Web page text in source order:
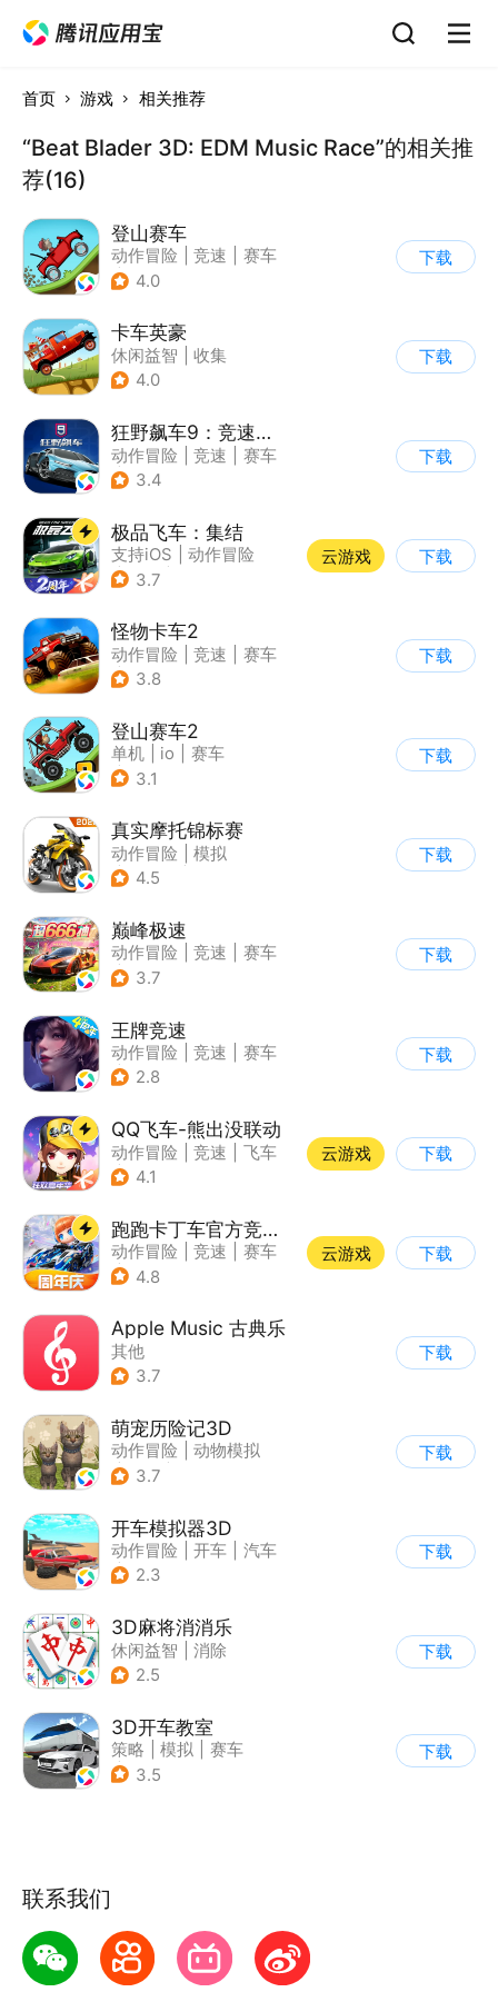
首页 游戏 相关推荐
“Beat Blader 3D: EDM Music Race”的相关推
荐(16)
登山赛车
动作冒险 竞速
赛车
| 卡通
4.0
下载
卡车英豪
休闲益智
收集
4.0
下载
狂野飙车9：竞速传奇
动作冒险 竞速
赛车
| 狂野飙车
3.4
下载
极品飞车：集结
支持iOS
动作冒险
| 竞速
3.7
云游戏 下载
怪物卡车2
动作冒险 竞速
赛车
| 卡通
3.8
下载
登山赛车2
单机 io
赛车
| 欧美风
3.1
下载
真实摩托锦标赛
动作冒险
模拟
| 摩托车
4.5
下载
巅峰极速
动作冒险 竞速
赛车
| 漂移
3.7
下载
王牌竞速
动作冒险 竞速
赛车
| 漂移
2.8
下载
QQ飞车-熊出没联动
动作冒险 竞速
飞车
| 漂移
4.1
云游戏 下载
跑跑卡丁车官方竞速版
动作冒险 竞速
赛车
| 跑跑卡丁车
4.8
云游戏 下载
Apple Music 古典乐
其他
3.7
下载
萌宠历险记3D
动作冒险
动物模拟
| 冒险
3.7
下载
开车模拟器3D
动作冒险 开车
汽车
| 卡通
2.3
下载
3D麻将消消乐
休闲益智
消除
2.5
下载
3D开车教室
策略 模拟
赛车
| 写实
3.5
下载
联系我们